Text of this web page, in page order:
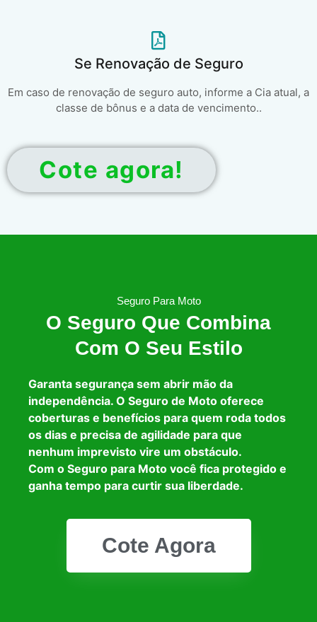
Se Renovação de Seguro
Em caso de renovação de seguro auto, informe a Cia atual, a
classe de bônus e a data de vencimento..
Cote agora!
Seguro Para Moto
O Seguro Que Combina
Com O Seu Estilo
Garanta segurança sem abrir mão da
independência. O Seguro de Moto oferece
coberturas e benefícios para quem roda todos
os dias e precisa de agilidade para que
nenhum imprevisto vire um obstáculo.
Com o Seguro para Moto você fica protegido e
ganha tempo para curtir sua liberdade.
Cote Agora